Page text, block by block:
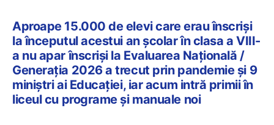
Aproape 15.000 de elevi care erau înscriși
la începutul acestui an școlar în clasa a VIII-
a nu apar înscriși la Evaluarea Națională /
Generația 2026 a trecut prin pandemie și 9
miniștri ai Educației, iar acum intră primii în
liceul cu programe și manuale noi